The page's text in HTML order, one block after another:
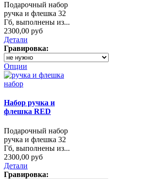
Подарочный набор
ручка и флешка 32
Гб, выполнены из...
2300,00 руб
Детали
Гравировка:
Опции
Набор ручка и
флешка RED
Подарочный набор
ручка и флешка 32
Гб, выполнены из...
2300,00 руб
Детали
Гравировка: